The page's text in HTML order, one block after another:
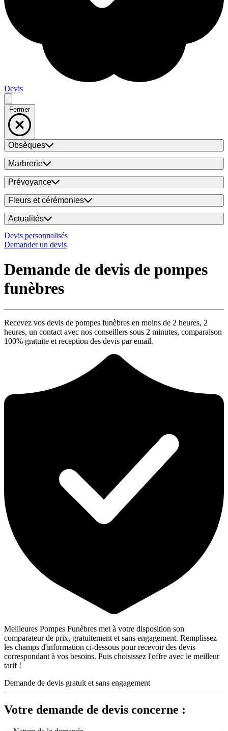
Devis
Fermer
Obsèques
Marbrerie
Prévoyance
Fleurs et cérémonies
Actualités
Devis personnalisés
Demander un devis
Demande de devis de pompes
funèbres
Recevez vos devis de pompes funèbres en moins de 2 heures, 2
heures, un contact avec nos conseillers sous 2 minutes, comparaison
100% gratuite et reception des devis par email.
Meilleures Pompes Funèbres met à votre disposition son
comparateur de prix, gratuitement et sans engagement. Remplissez
les champs d'information ci-dessous pour recevoir des devis
correspondant à vos besoins. Puis choisissez l'offre avec le meilleur
tarif !
Demande de devis gratuit et sans engagement
Votre demande de devis concerne :